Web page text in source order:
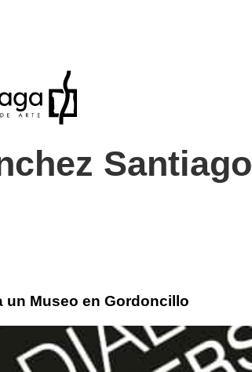
Santiago
un Museo en Gordoncillo